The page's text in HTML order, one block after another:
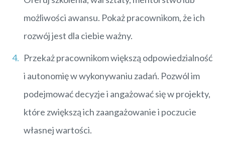
możliwości awansu. Pokaż pracownikom, że ich
rozwój jest dla ciebie ważny.
Przekaż pracownikom większą odpowiedzialność
i autonomię w wykonywaniu zadań. Pozwól im
podejmować decyzje i angażować się w projekty,
które zwiększą ich zaangażowanie i poczucie
własnej wartości.